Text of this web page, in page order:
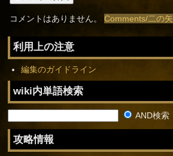
コメントはありません。Comments/二の矢
利用上の注意
編集のガイドライン
wiki内単語検索
AND検索
攻略情報